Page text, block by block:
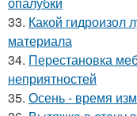
33. Какой гидроизол
материала
34. Перестановка
неприятностей
35. Осень - время